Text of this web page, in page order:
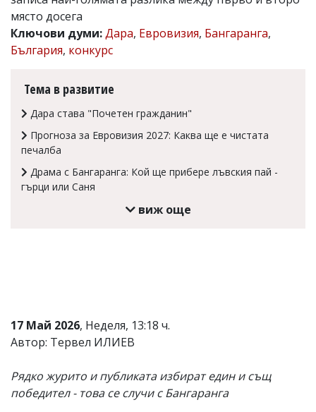
Коментарите
под
статиите
се
читателите
редакцията
носи
отговорност
Ако
място досега
Ключови думи:Дара, Евровизия, Бангаранга,
България, конкурс
Тема в развитие
Дара става "Почетен гражданин"
Прогноза за Евровизия 2027: Каква ще е чистата
печалба
Драма с Бангаранга: Кой ще прибере лъвския пай -
гърци или Саня
виж още
17 Май 2026, Неделя, 13:18 ч.
Автор: Тервел ИЛИЕВ
Рядко журито и публиката избират един и същ
победител - това се случи с Бангаранга